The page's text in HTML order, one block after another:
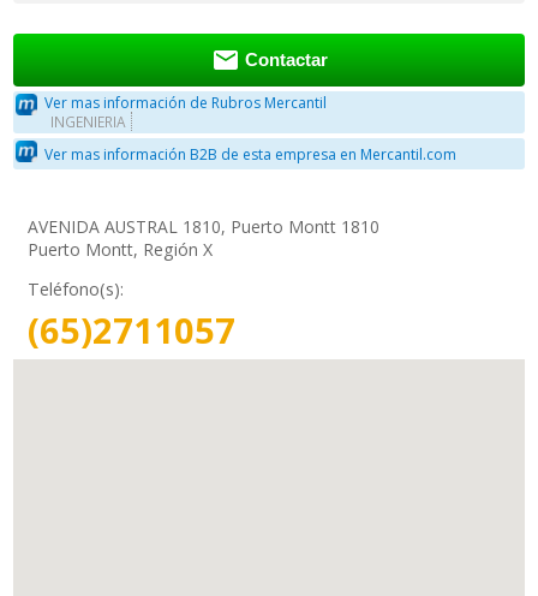
 Contactar
Ver mas información de Rubros Mercantil
INGENIERIA
Ver mas información B2B de esta empresa en Mercantil.com
AVENIDA AUSTRAL 1810, Puerto Montt 1810
Puerto Montt, Región X
Teléfono(s):
(65)2711057